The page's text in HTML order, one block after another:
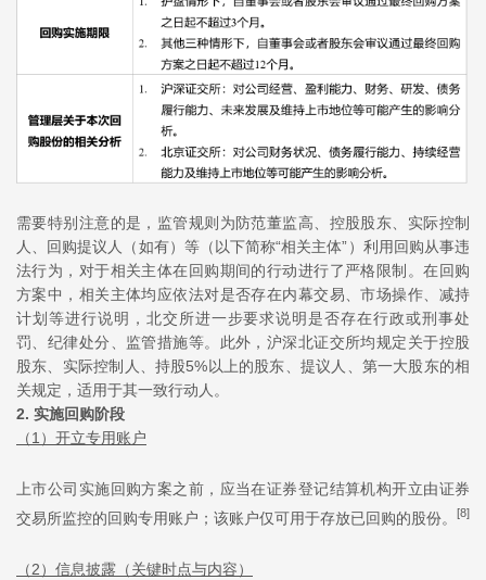
需要特别注意的是，监管规则为防范董监高、控股股东、实际控制
人、回购提议人（如有）等（以下简称“相关主体”）利用回购从事违
法行为，对于相关主体在回购期间的行动进行了严格限制。在回购
方案中，相关主体均应依法对是否存在内幕交易、市场操作、减持
计划等进行说明，北交所进一步要求说明是否存在行政或刑事处
罚、纪律处分、监管措施等。此外，沪深北证交所均规定关于控股
股东、实际控制人、持股5%以上的股东、提议人、第一大股东的相
关规定，适用于其一致行动人。
2. 实施回购阶段
（1）开立专用账户
上市公司实施回购方案之前，应当在证券登记结算机构开立由证券
交易所监控的回购专用账户；该账户仅可用于存放已回购的股份。
[8]
（2）信息披露（关键时点与内容）